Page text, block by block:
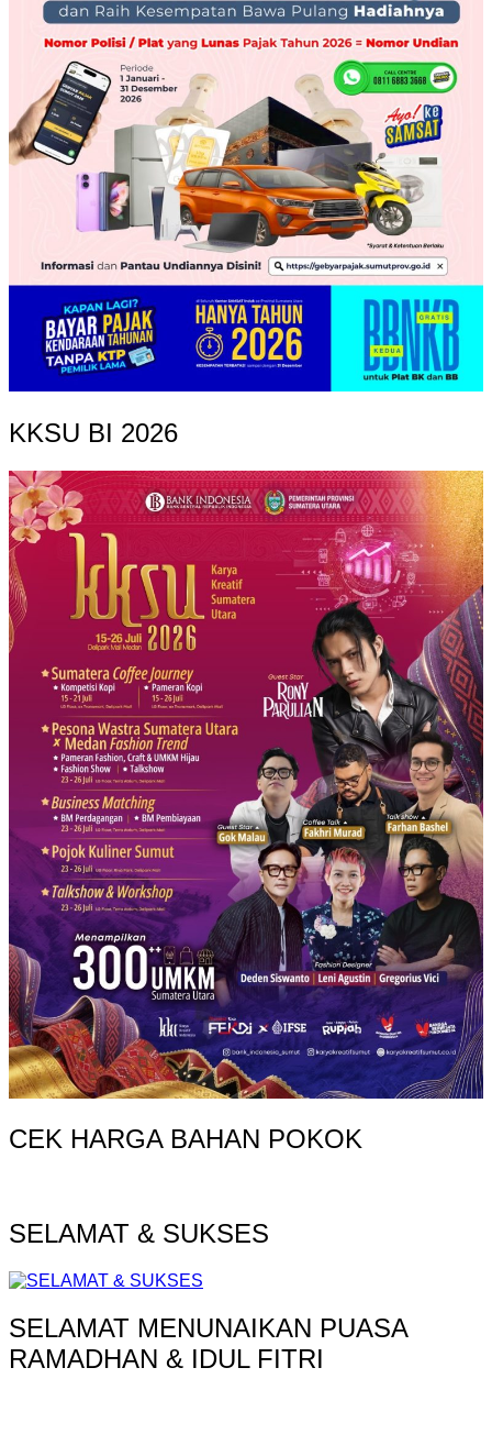
KKSU BI 2026
CEK HARGA BAHAN POKOK
SELAMAT & SUKSES
SELAMAT MENUNAIKAN PUASA
RAMADHAN & IDUL FITRI